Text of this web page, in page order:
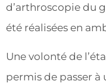
d’arthroscopie du
été réalisées en
Une volonté de
permis de passer à